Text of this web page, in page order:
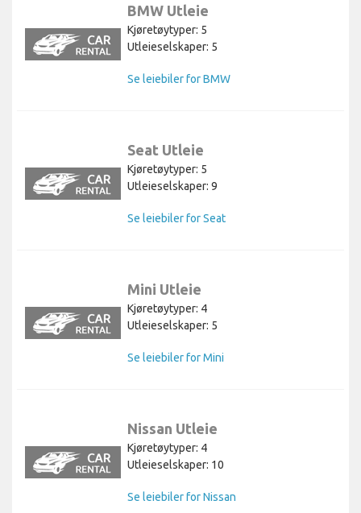
BMW Utleie
Kjøretøytyper: 5
Utleieselskaper: 5
Se leiebiler for BMW
Seat Utleie
Kjøretøytyper: 5
Utleieselskaper: 9
Se leiebiler for Seat
Mini Utleie
Kjøretøytyper: 4
Utleieselskaper: 5
Se leiebiler for Mini
Nissan Utleie
Kjøretøytyper: 4
Utleieselskaper: 10
Se leiebiler for Nissan